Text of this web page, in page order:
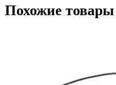
Похожие товары